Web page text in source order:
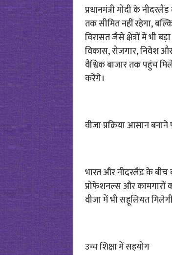
प्रधानमंत्री मोदी के
तक सीमित नहीं रहेगा,
विरासत जैसे क्षेत्रों में भी
विकास, रोजगार, निवेश
वैश्विक बाजार तक पहुंच
करेंगे।
वीजा प्रक्रिया आसान
भारत और नीदरलैंड के बीच
प्रोफेशनल्स और कामगारों
वीजा में भी सहूलियत
उच्च शिक्षा में सहयोग